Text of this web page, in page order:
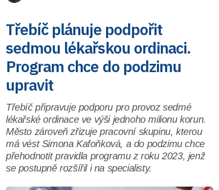
Třebíč plánuje podpořit
sedmou lékařskou ordinaci.
Program chce do podzimu
upravit
Třebíč připravuje podporu pro provoz sedmé
lékařské ordinace ve výši jednoho milionu korun.
Město zároveň zřizuje pracovní skupinu, kterou
má vést Simona Kafoňková, a do podzimu chce
přehodnotit pravidla programu z roku 2023, jenž
se postupně rozšířil i na specialisty.